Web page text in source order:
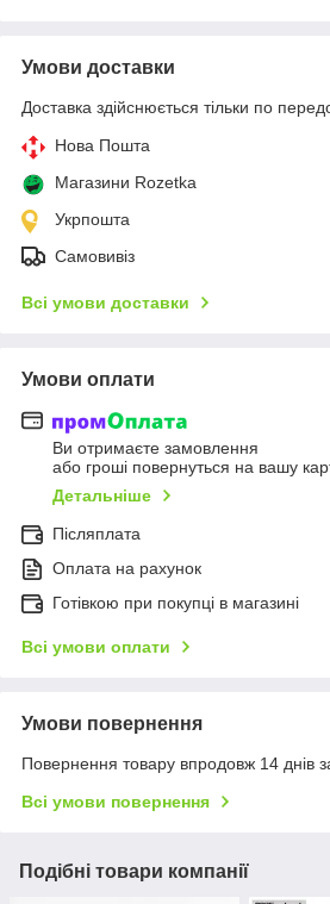
Умови доставки
Доставка здійснюється тільки по
Нова Пошта
Магазини Rozetka
Укрпошта
Самовивіз
Всі умови доставки
Умови оплати
Ви отримаєте замовлення
або гроші повернуться на вашу
Детальніше
Післяплата
Оплата на рахунок
Готівкою при покупці в магазині
Всі умови оплати
Умови повернення
Повернення товару впродовж 14 днів
Всі умови повернення
Подібні товари компанії